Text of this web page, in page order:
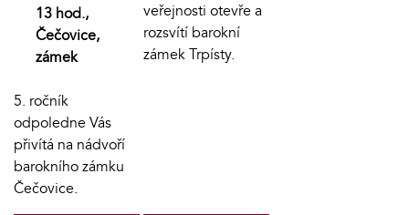
13 hod.,
Čečovice,
zámek
5. ročník
odpoledne Vás
přivítá na nádvoří
barokního zámku
Čečovice.
veřejnosti otevře a
rozsvítí barokní
zámek Trpísty.